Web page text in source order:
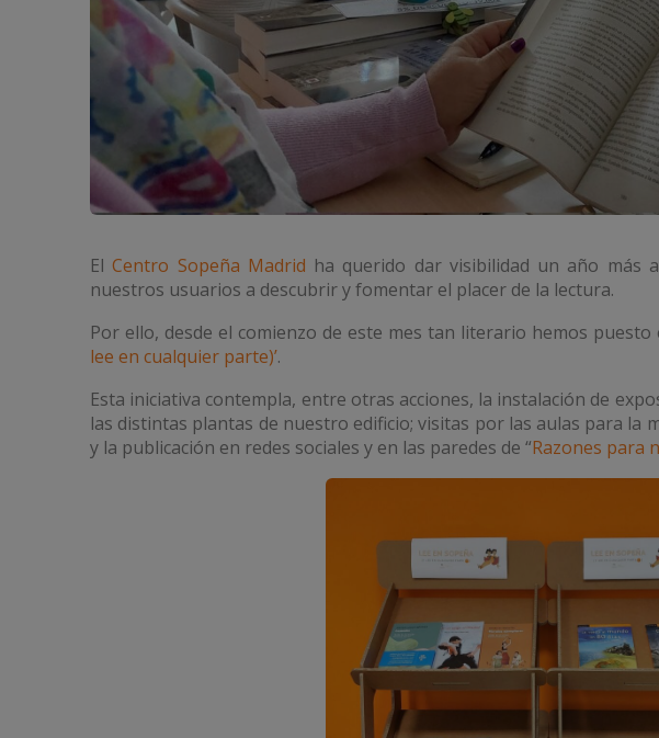
ElCentro Sopeña Madrid ha querido dar visibilidad un año más
nuestros usuarios a descubrir y fomentar el placer de la lectura.
Por ello, desde el comienzo de este mes tan literario hemos puesto
lee en cualquier parte)’.
Esta iniciativa contempla, entre otras acciones, la instalación de
las distintas plantas de nuestro edificio; visitas por las aulas para la
y la publicación en redes sociales y en las paredes de “Razones para